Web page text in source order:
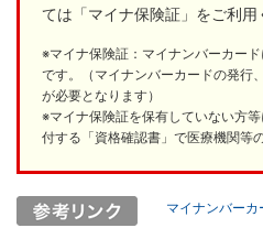
ては「マイナ保険証」をご利用
※マイナ保険証：マイナンバーカー
です。（マイナンバーカードの発行
が必要となります）
※マイナ保険証を保有していない方
付する「資格確認書」で医療機関等
マイナンバー